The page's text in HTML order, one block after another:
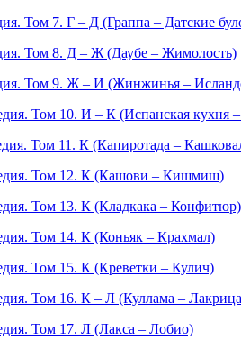
Том 7. Г – Д (Граппа – Датские
Том 8. Д – Ж (Даубе – Жимолость)
Том 9. Ж – И (Жинжинья –
Том 10. И – К (Испанская кухня
Том 11. К (Капиротада –
Том 12. К (Кашови – Кишмиш)
Том 13. К (Кладкака – Конфитюр)
Том 14. К (Коньяк – Крахмал)
Том 15. К (Креветки – Кулич)
Том 16. К – Л (Куллама –
Том 17. Л (Лакса – Лобио)